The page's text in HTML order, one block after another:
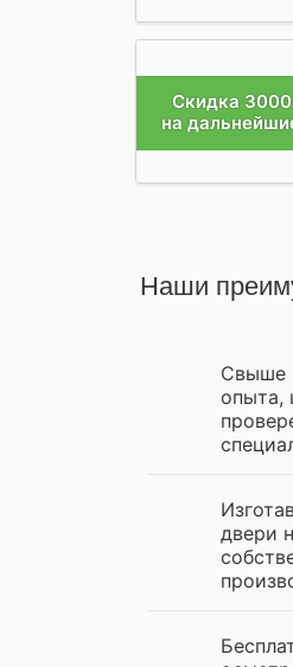
Скидка 3000
на
Наши
Свыше
опыта,
двери